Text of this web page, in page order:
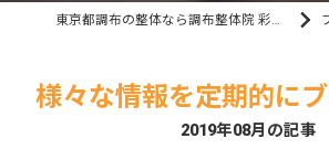
東京都調布の整体なら調布整体院 彩～いろどり～ ブ
様々な情報を定期的に
2019年08月の記事